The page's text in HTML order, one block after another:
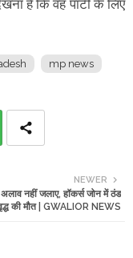
है कि वह पार्टी के लिए
mp news
NEWER
नहीं जलाए, हॉकर्स जोन में ठंड
की मौत | GWALIOR NEWS